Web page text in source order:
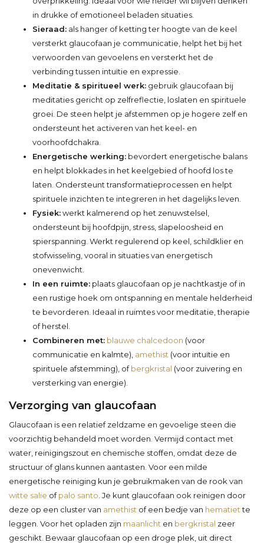
in drukke of emotioneel beladen situaties.
Sieraad: als hanger of ketting ter hoogte van de keel
versterkt glaucofaan je communicatie, helpt het bij het
verwoorden van gevoelens en versterkt het de
verbinding tussen intuïtie en expressie.
Meditatie & spiritueel werk: gebruik glaucofaan bij
meditaties gericht op zelfreflectie, loslaten en spirituele
groei. De steen helpt je afstemmen op je hogere zelf en
ondersteunt het activeren van het keel- en
voorhoofdchakra.
Energetische werking: bevordert energetische balans
en helpt blokkades in het keelgebied of hoofd los te
laten. Ondersteunt transformatieprocessen en helpt
spirituele inzichten te integreren in het dagelijks leven.
Fysiek:werkt kalmerend op het zenuwstelsel,
ondersteunt bij hoofdpijn, stress, slapeloosheid en
spierspanning. Werkt regulerend op keel, schildklier en
stofwisseling, vooral in situaties van energetisch
onevenwicht.
In een ruimte: plaats glaucofaan op je nachtkastje of in
een rustige hoek om ontspanning en mentale helderheid
te bevorderen. Ideaal in ruimtes voor meditatie, therapie
of herstel.
Combineren met: blauwe chalcedoon (voor
communicatie en kalmte), amethist (voor intuïtie en
spirituele afstemming), ofbergkristal (voor zuivering en
versterking van energie).
Verzorging van glaucofaan
Glaucofaan is een relatief zeldzame en gevoelige steen die
voorzichtig behandeld moet worden. Vermijd contact met
water, reinigingszout en chemische stoffen, omdat deze de
structuur of glans kunnen aantasten. Voor een milde
energetische reiniging kun je gebruikmaken van de rook van
witte salie ofpalo santo . Je kunt glaucofaan ook reinigen door
deze op een cluster van amethist of een bedje van hematiette
leggen. Voor het opladen zijn maanlicht en bergkristal zeer
geschikt. Bewaar glaucofaan op een droge plek, uit direct